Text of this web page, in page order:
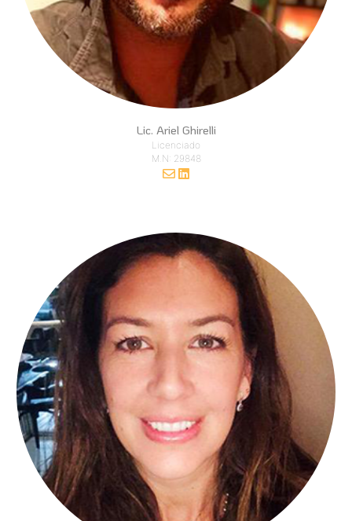
Lic. Ariel Ghirelli
Licenciado
M.N: 29848